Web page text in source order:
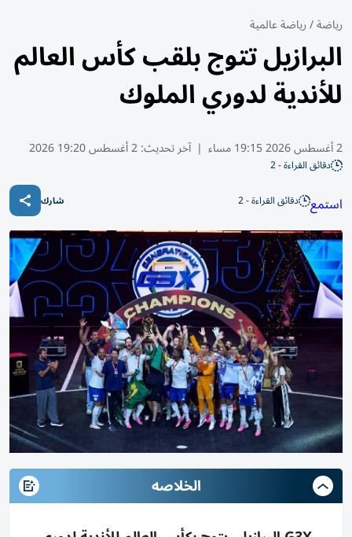
رياضة/رياضة عالمية
البرازيل تتوج بلقب كأس العالم
للأندية لدوري الملوك
2 أغسطس 2026 19:15 مساء | آخر تحديث:2 أغسطس 19:20 2026
دقائق القراءة - 2
استمع دقائق القراءة - 2 شارك
الخلاصه